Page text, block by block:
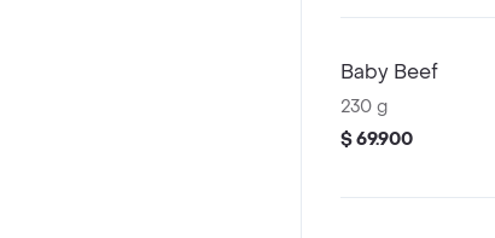
Baby Beef
230 g
$ 69.900